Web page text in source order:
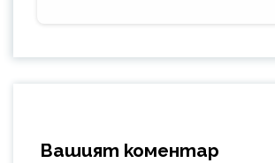
Вашият коментар